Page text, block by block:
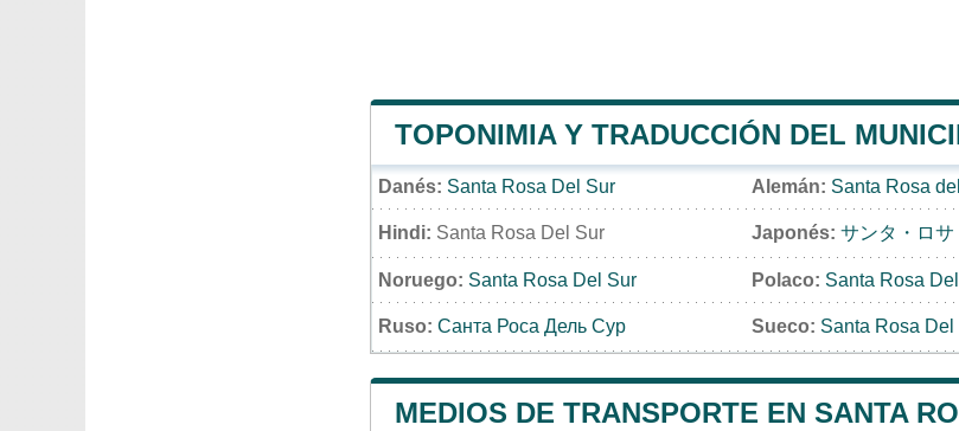
TOPONIMIA Y TRADUCCIÓN DEL
Danés: Santa Rosa Del Sur Alemán: Santa Rosa
Hindi: Santa Rosa Del Sur Japonés: サンタ・ロ
Noruego: Santa Rosa Del Sur Polaco: Santa Rosa
Ruso: Санта Роса Дель Сур Sueco: Santa Rosa Del
MEDIOS DE TRANSPORTE EN SANTA